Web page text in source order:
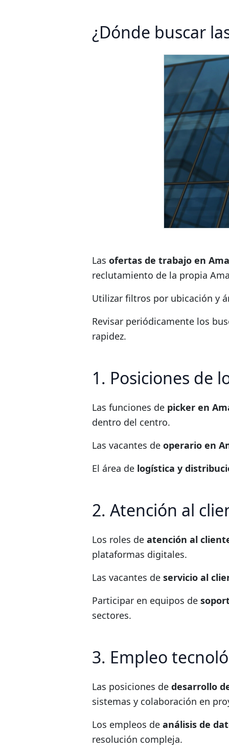
¿Dónde buscar
Las ofertas de trabajo en
reclutamiento de la propia
Utilizar filtros por ubicación y
Revisar periódicamente los
rapidez.
1. Posiciones de
Las funciones de picker en
dentro del centro.
Las vacantes de operario en
El área de logística y
2. Atención al
Los roles de atención al
plataformas digitales.
Las vacantes de servicio al
Participar en equipos de
sectores.
3. Empleo
Las posiciones de desarrollo
sistemas y colaboración en
Los empleos de análisis de
resolución compleja.